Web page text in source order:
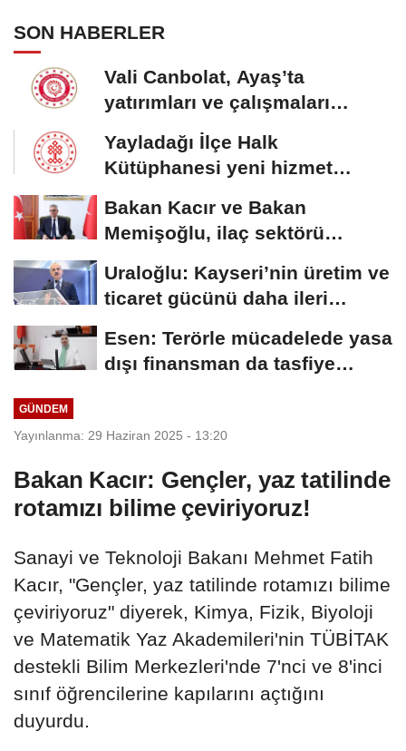
SON HABERLER
Vali Canbolat, Ayaş’ta
yatırımları ve çalışmaları
Yayladağı İlçe Halk
Kütüphanesi yeni hizmet
Bakan Kacır ve Bakan
Memişoğlu, ilaç sektörü
Uraloğlu: Kayseri’nin üretim ve
ticaret gücünü daha ileri
Esen: Terörle mücadelede yasa
dışı finansman da tasfiye
GÜNDEM
Yayınlanma: 29 Haziran 2025 - 13:20
Bakan Kacır: Gençler, yaz tatilinde
rotamızı bilime çeviriyoruz!
Sanayi ve Teknoloji Bakanı Mehmet Fatih
Kacır, "Gençler, yaz tatilinde rotamızı bilime
çeviriyoruz" diyerek, Kimya, Fizik, Biyoloji
ve Matematik Yaz Akademileri'nin TÜBİTAK
destekli Bilim Merkezleri'nde 7'nci ve 8'inci
sınıf öğrencilerine kapılarını açtığını
duyurdu.